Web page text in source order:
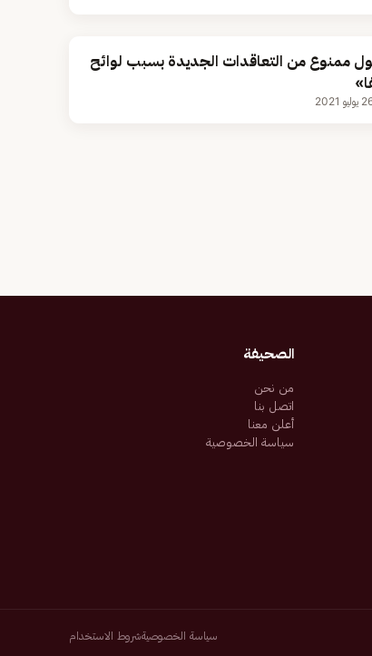
ممنوع من التعاقدات الجديدة بسبب لوائح
الصحيفة
من نحن
اتصل بنا
أعلن معنا
سياسة الخصوصية
سياسة الخصوصيةشروط الاستخدام